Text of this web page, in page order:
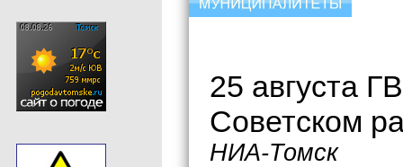
25 августа
Советском
НИА-Томск